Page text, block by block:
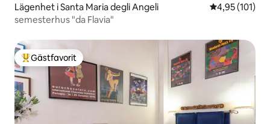
Lägenhet i Santa Maria degli Angeli 4,95 av 5 i
4,95 (101)
semesterhus "da Flavia"
Populär gästfavorit
Gästfavorit